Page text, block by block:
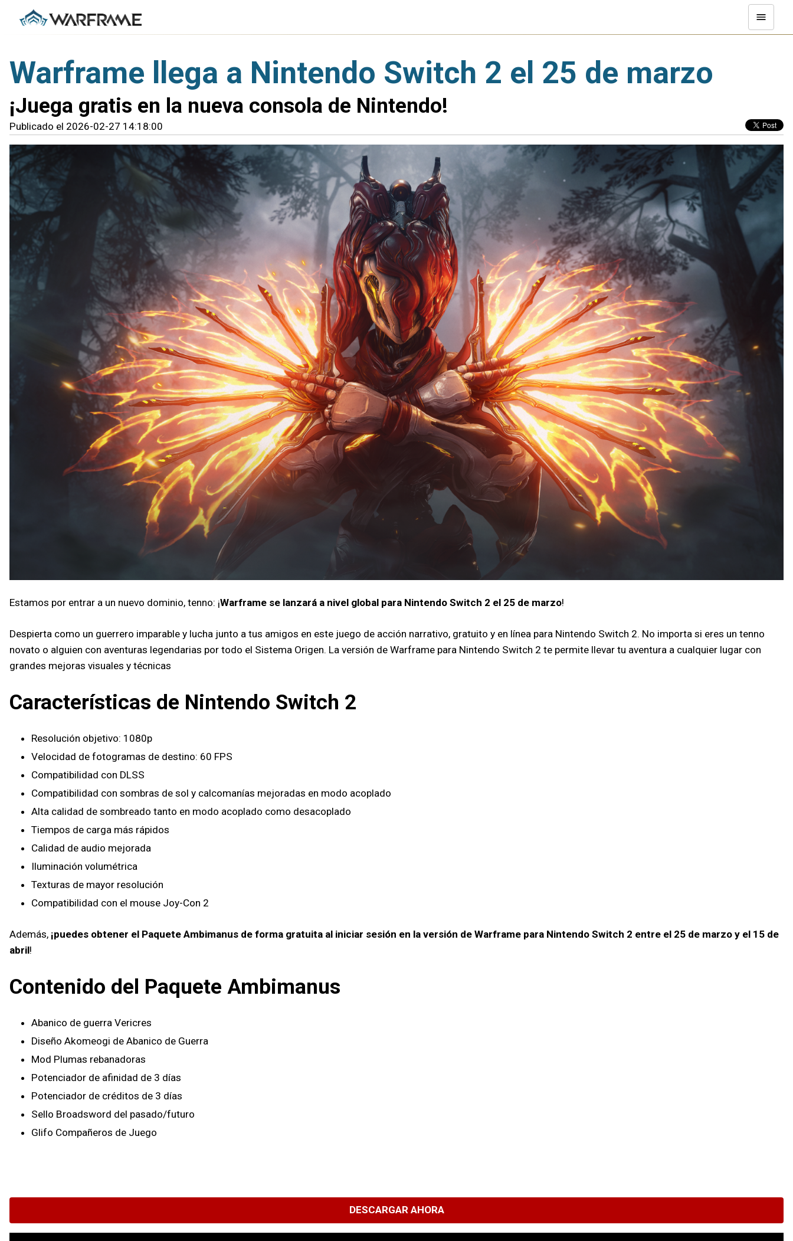
Warframe llega a Nintendo Switch 2 el 25 de marzo
¡Juega gratis en la nueva consola de Nintendo!
Publicado el 2026-02-27 14:18:00
Estamos por entrar a un nuevo dominio, tenno: ¡Warframe se lanzará a nivel global para Nintendo Switch 2 el 25 de marzo!
Despierta como un guerrero imparable y lucha junto a tus amigos en este juego de acción narrativo, gratuito y en línea para Nintendo Switch 2. No importa si eres un tenno
novato o alguien con aventuras legendarias por todo el Sistema Origen. La versión de Warframe para Nintendo Switch 2 te permite llevar tu aventura a cualquier lugar con
grandes mejoras visuales y técnicas
Características de Nintendo Switch 2
Resolución objetivo: 1080p
Velocidad de fotogramas de destino: 60 FPS
Compatibilidad con DLSS
Compatibilidad con sombras de sol y calcomanías mejoradas en modo acoplado
Alta calidad de sombreado tanto en modo acoplado como desacoplado
Tiempos de carga más rápidos
Calidad de audio mejorada
Iluminación volumétrica
Texturas de mayor resolución
Compatibilidad con el mouse Joy-Con 2
Además, ¡puedes obtener el Paquete Ambimanus de forma gratuita al iniciar sesión en la versión de Warframe para Nintendo Switch 2 entre el 25 de marzo y el 15 de
abril!
Contenido del Paquete Ambimanus
Abanico de guerra Vericres
Diseño Akomeogi de Abanico de Guerra
Mod Plumas rebanadoras
Potenciador de afinidad de 3 días
Potenciador de créditos de 3 días
Sello Broadsword del pasado/futuro
Glifo Compañeros de Juego
DESCARGAR AHORA